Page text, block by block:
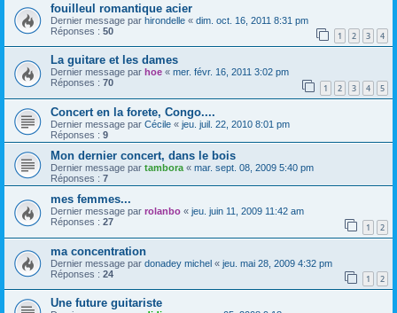
fouilleul romantique acier
Dernier message par hirondelle « dim. oct. 16, 2011 8:31 pm
Réponses : 50 1 2 3 4
La guitare et les dames
Dernier message par hoe « mer. févr. 16, 2011 3:02 pm
Réponses : 70 1 2 3 4 5
Concert en la forete, Congo....
Dernier message par Cécile « jeu. juil. 22, 2010 8:01 pm
Réponses : 9
Mon dernier concert, dans le bois
Dernier message par tambora « mar. sept. 08, 2009 5:40 pm
Réponses : 7
mes femmes...
Dernier message par rolanbo « jeu. juin 11, 2009 11:42 am
Réponses : 27 1 2
ma concentration
Dernier message par donadey michel « jeu. mai 28, 2009 4:32 pm
Réponses : 24 1 2
Une future guitariste